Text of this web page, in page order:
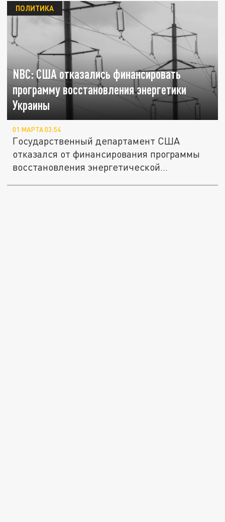
NBC: США отказались финансировать
программу восстановления энергетики
Украины
ПОЛИТИКА
01 МАРТА 03:54
Государственный департамент США
отказался от финансирования программы
восстановления энергетической...